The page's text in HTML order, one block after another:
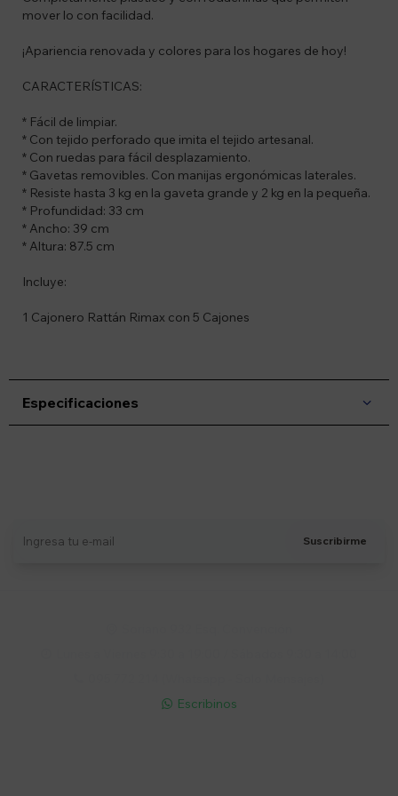
mover lo con facilidad.
¡Apariencia renovada y colores para los hogares de hoy!
CARACTERÍSTICAS:
* Fácil de limpiar.
* Con tejido perforado que imita el tejido artesanal.
* Con ruedas para fácil desplazamiento.
* Gavetas removibles. Con manijas ergonómicas laterales.
* Resiste hasta 3 kg en la gaveta grande y 2 kg en la pequeña.
* Profundidad: 33 cm
* Ancho: 39 cm
* Altura: 87.5 cm
Incluye:
1 Cajonero Rattán Rimax con 5 Cajones
Especificaciones
Suscribirme
 Escribinos